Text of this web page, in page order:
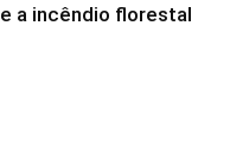
a incêndio florestal